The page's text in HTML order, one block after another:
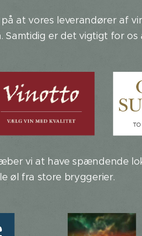
at vores leverandører af
Samtidig er det vigtigt for
vi at have spændende
øl fra store bryggerier.